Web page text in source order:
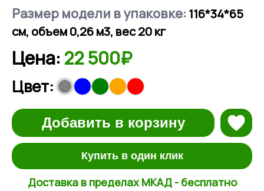
Размер модели в упаковке: 116*34*65
см, объем 0,26 м3, вес 20 кг
Цена: 22 500₽
Цвет:
Добавить в корзину
Купить в один клик
Доставка в пределах МКАД - бесплатно